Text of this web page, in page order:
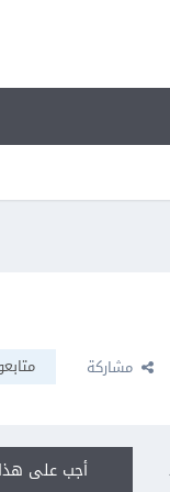
مشاركة
أجب على